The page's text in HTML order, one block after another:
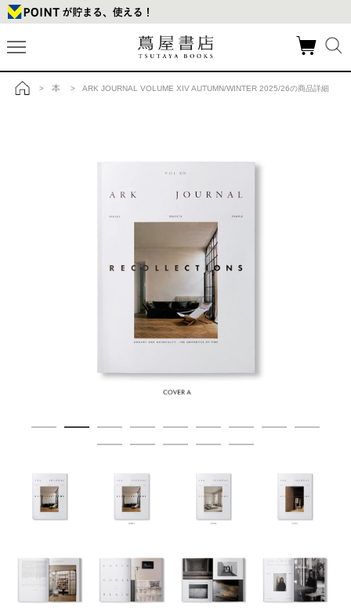
> 本 > ARK JOURNAL VOLUME XIV AUTUMN/WINTER 2025/26の商品詳細